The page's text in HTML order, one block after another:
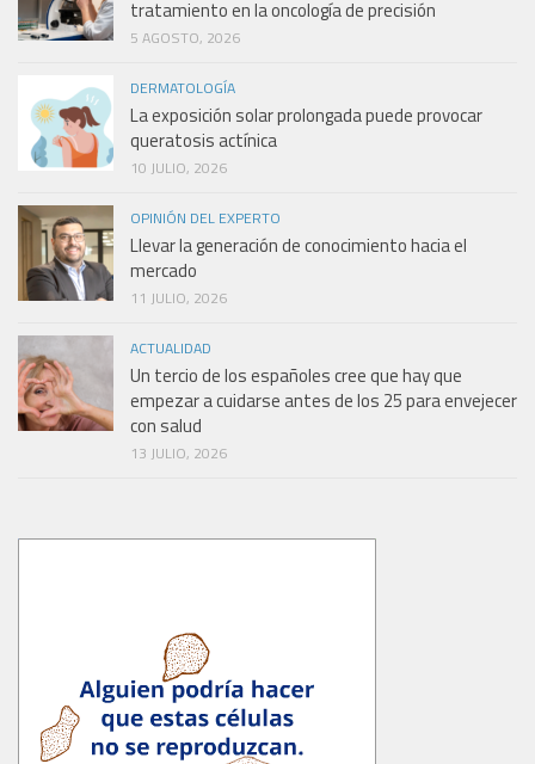
tratamiento en la oncología de precisión
5 AGOSTO, 2026
DERMATOLOGÍA
La exposición solar prolongada puede provocar
queratosis actínica
10 JULIO, 2026
OPINIÓN DEL EXPERTO
Llevar la generación de conocimiento hacia el
mercado
11 JULIO, 2026
ACTUALIDAD
Un tercio de los españoles cree que hay que
empezar a cuidarse antes de los 25 para envejecer
con salud
13 JULIO, 2026